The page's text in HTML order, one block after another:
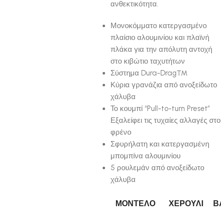
ανθεκτικότητα.
Μονοκόμματο κατεργασμένο
πλαίσιο αλουμινίου και πλαϊνή
πλάκα για την απόλυτη αντοχή
στο κιβώτιο ταχυτήτων
Σύστημα Dura-Drag™
Κύρια γρανάζια από ανοξείδωτο
χάλυβα
Το κουμπί “Pull-to-turn Preset”
Εξαλείφει τις τυχαίες αλλαγές στο
φρένο
Σφυρήλατη και κατεργασμένη
μπομπίνα αλουμινίου
5 ρουλεμάν από ανοξείδωτο
χάλυβα
ΜΟΝΤΈΛΟ ΧΕΡΟΎΛΙ